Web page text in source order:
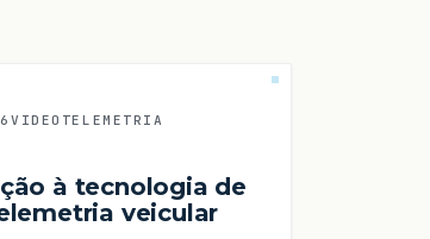
VIDEOTELEMETRIA
à tecnologia de
veicular